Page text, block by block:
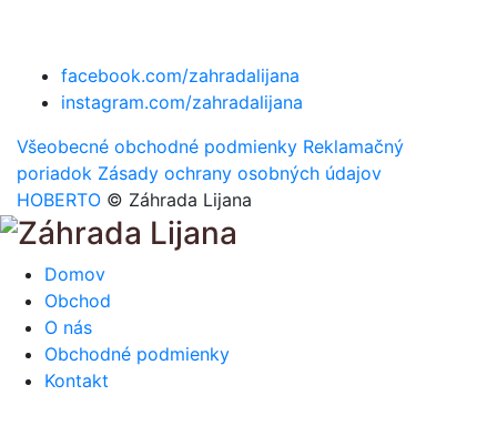
facebook.com/zahradalijana
instagram.com/zahradalijana
Všeobecné obchodné podmienky Reklamačný
poriadok Zásady ochrany osobných údajov
HOBERTO © Záhrada Lijana
Domov
Obchod
O nás
Obchodné podmienky
Kontakt